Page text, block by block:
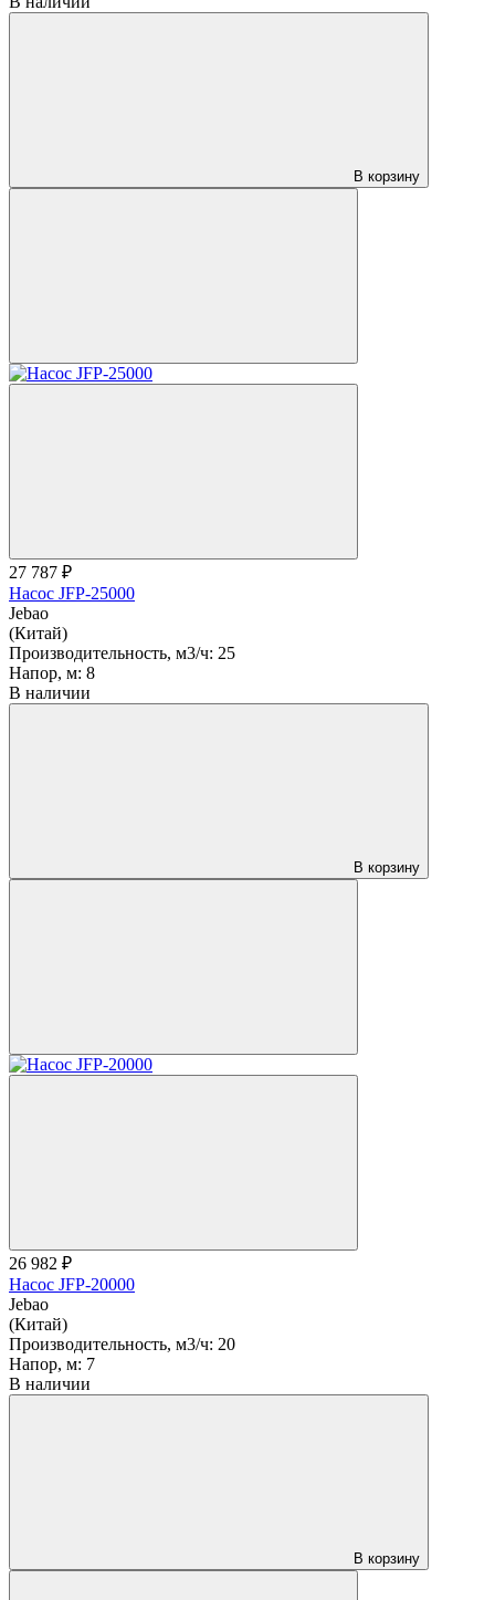
В корзину
27 787 ₽
Насос JFP-25000
Jebao
(Китай)
Производительность, м3/ч: 25
Напор, м: 8
В наличии
В корзину
26 982 ₽
Насос JFP-20000
Jebao
(Китай)
Производительность, м3/ч: 20
Напор, м: 7
В наличии
В корзину